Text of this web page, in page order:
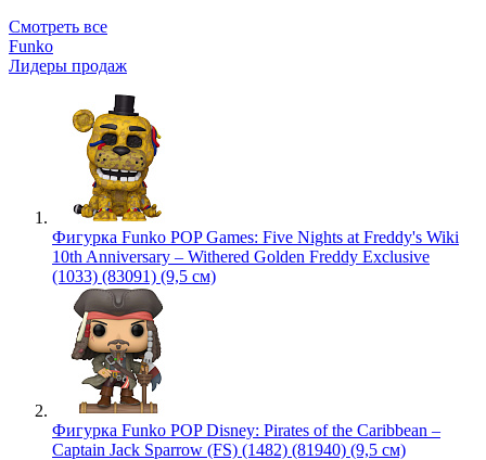
Смотреть все
Funko
Лидеры продаж
Фигурка Funko POP Games: Five Nights at Freddy's Wiki
10th Anniversary – Withered Golden Freddy Exclusive
(1033) (83091) (9,5 см)
Фигурка Funko POP Disney: Pirates of the Caribbean –
Captain Jack Sparrow (FS) (1482) (81940) (9,5 см)